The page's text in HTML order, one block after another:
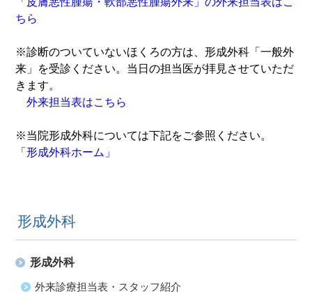
ちら
※診断のついていないほくろの方は、形成外科「一般外
来」を受診ください。当日の担当医が拝見させていただ
きます。
外来担当表はこちら
※当院形成外科については下記をご参照ください。
「形成外科ホーム」
形成外科
形成外科
外来診療担当表・スタッフ紹介